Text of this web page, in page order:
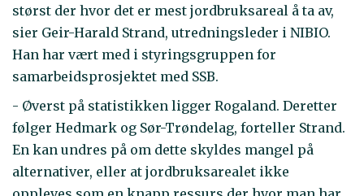
størst der hvor det er mest jordbruksareal å ta av,
sier Geir-Harald Strand, utredningsleder i NIBIO.
Han har vært med i styringsgruppen for
samarbeidsprosjektet med SSB.
- Øverst på statistikken ligger Rogaland. Deretter
følger Hedmark og Sør-Trøndelag, forteller Strand.
En kan undres på om dette skyldes mangel på
alternativer, eller at jordbruksarealet ikke